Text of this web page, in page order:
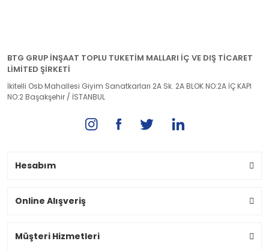
BTG GRUP İNŞAAT TOPLU TUKETİM MALLARI İÇ VE DIŞ TİCARET
LİMİTED ŞİRKETİ
İkitelli Osb Mahallesi Giyim Sanatkarları 2A Sk. 2A BLOK NO:2A İÇ KAPI
NO:2 Başakşehir / İSTANBUL
Hesabım
Online Alışveriş
Müşteri Hizmetleri